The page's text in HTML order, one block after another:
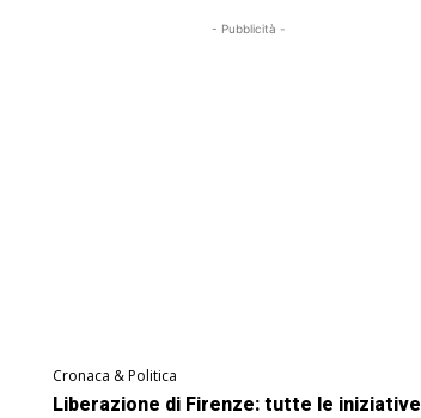
- Pubblicità -
Cronaca & Politica
Liberazione di Firenze: tutte le iniziative